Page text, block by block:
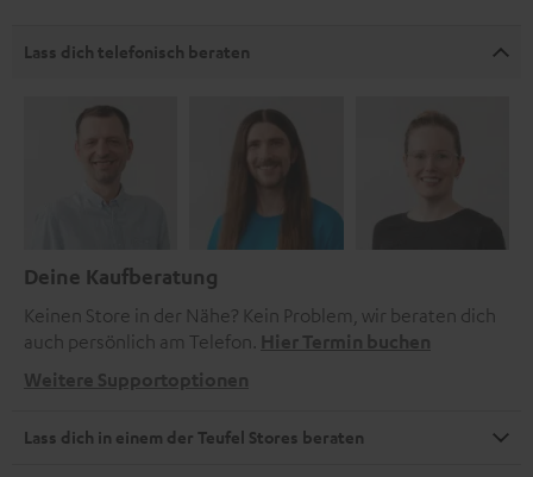
Lass dich telefonisch beraten
Deine Kaufberatung
Keinen Store in der Nähe? Kein Problem, wir beraten dich
auch persönlich am Telefon. Hier Termin buchen
Weitere Supportoptionen
Lass dich in einem der Teufel Stores beraten